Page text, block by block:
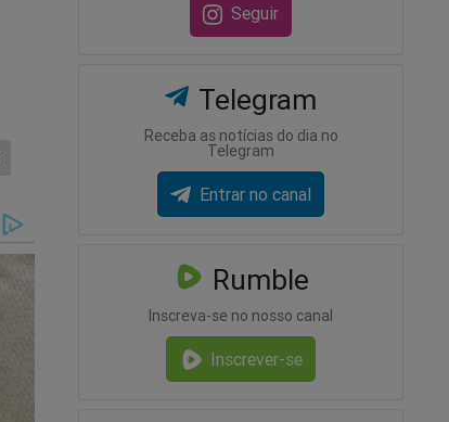
Seguir
Telegram
Receba as notícias do dia no
Telegram
Entrar no canal
Rumble
Inscreva-se no nosso canal
Inscrever-se